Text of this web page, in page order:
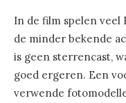
In de film spelen veel
de minder bekende
is geen sterrencast,
goed ergeren. Een
verwende